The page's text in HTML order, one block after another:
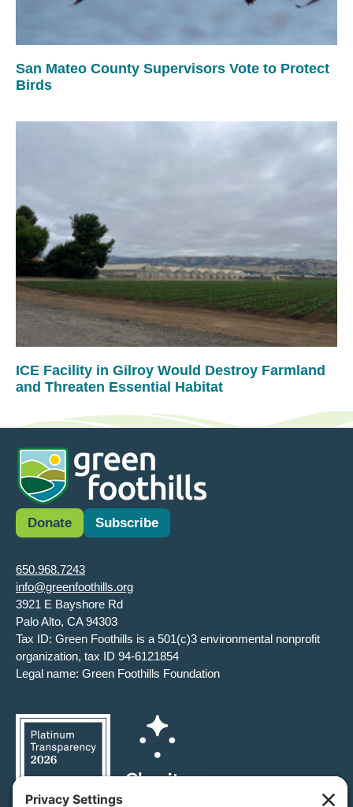
San Mateo County Supervisors Vote to Protect
Birds
ICE Facility in Gilroy Would Destroy Farmland
and Threaten Essential Habitat
Donate Subscribe
650.968.7243
info@greenfoothills.org
3921 E Bayshore Rd
Palo Alto, CA 94303
Tax ID: Green Foothills is a 501(c)3 environmental nonprofit
organization, tax ID 94-6121854
Legal name: Green Foothills Foundation